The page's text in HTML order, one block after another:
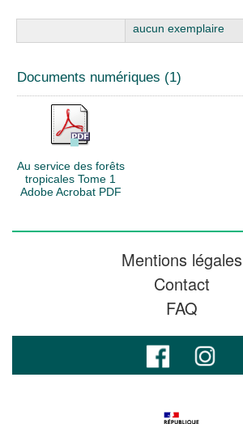
aucun exemplaire
Documents numériques (1)
Au service des forêts
tropicales Tome 1
Adobe Acrobat PDF
Mentions légales
Contact
FAQ